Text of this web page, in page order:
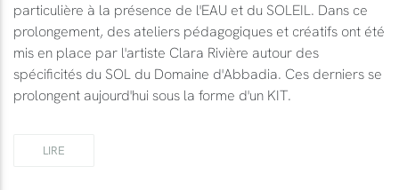
particulière à la présence de l'EAU et du SOLEIL. Dans ce
prolongement, des ateliers pédagogiques et créatifs ont été
mis en place par l'artiste Clara Rivière autour des
spécificités du SOL du Domaine d'Abbadia. Ces derniers se
prolongent aujourd'hui sous la forme d'un KIT.
LIRE